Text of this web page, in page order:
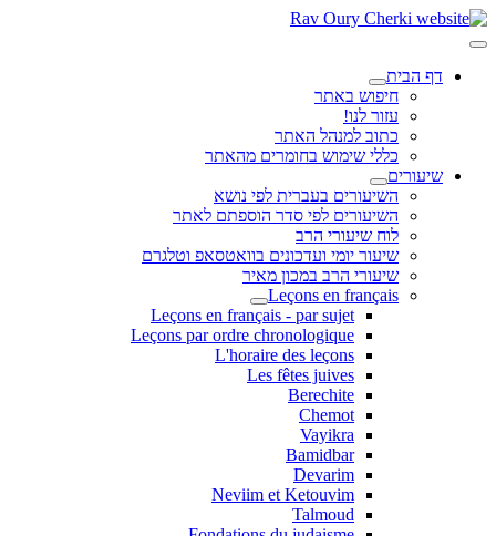
דף הבית
חיפוש באתר
עזור לנו!
כתוב למנהל האתר
כללי שימוש בחומרים מהאתר
שיעורים
השיעורים בעברית לפי נושא
השיעורים לפי סדר הוספתם לאתר
לוח שיעורי הרב
שיעור יומי ועדכונים בוואטסאפ וטלגרם
שיעורי הרב במכון מאיר
Leçons en français
Leçons en français - par sujet
Leçons par ordre chronologique
L'horaire des leçons
Les fêtes juives
Berechite
Chemot
Vayikra
Bamidbar
Devarim
Neviim et Ketouvim
Talmoud